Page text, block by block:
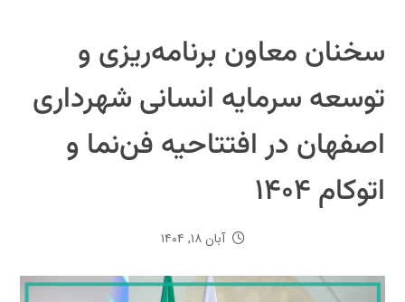
سخنان معاون برنامه‌ریزی و
توسعه سرمایه انسانی شهرداری
اصفهان در افتتاحیه فن‌نما و
اتوکام ۱۴۰۴
آبان ۱۸, ۱۴۰۴